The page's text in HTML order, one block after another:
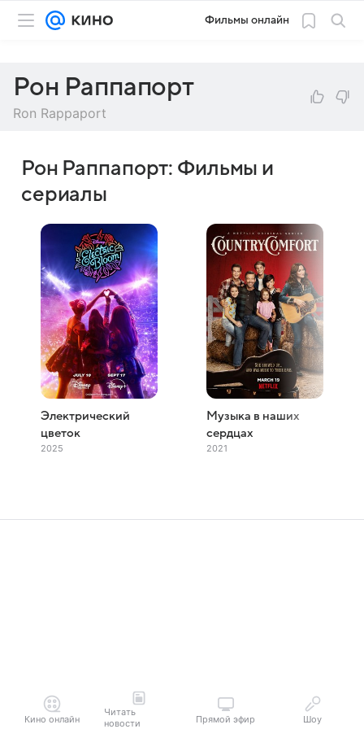
Фильмы онлайн
Рон Раппапорт
Ron Rappaport
Рон Раппапорт: Фильмы и
сериалы
Электрический
цветок
2025
Музыка в наших
сердцах
2021
Кино онлайн
Читать
новости
Прямой эфир Шоу